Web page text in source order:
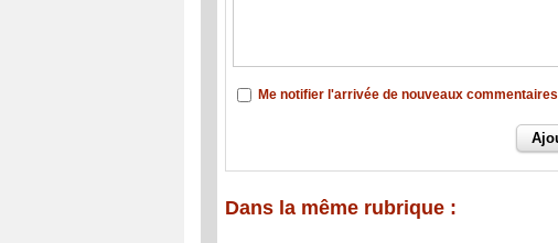
Me notifier l'arrivée de nouveaux commentaires
Dans la même rubrique :